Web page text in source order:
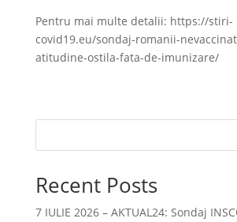
Pentru mai multe detalii: https://stiri-
covid19.eu/sondaj-romanii-
atitudine-ostila-fata-de-imunizare/
Recent Posts
7 IULIE 2026 – AKTUAL24: Sondaj